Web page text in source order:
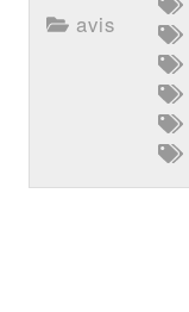
avis